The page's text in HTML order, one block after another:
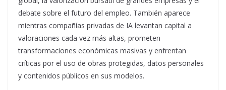
debate sobre el futuro del empleo. También aparece
mientras compañías privadas de IA levantan capital a
valoraciones cada vez más altas, prometen
transformaciones económicas masivas y enfrentan
críticas por el uso de obras protegidas, datos personales
y contenidos públicos en sus modelos.